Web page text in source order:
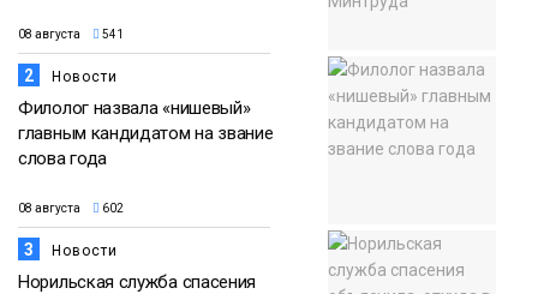
08 августа 541
2 Новости
Филолог назвала «нишевый»
главным кандидатом на звание
слова года
08 августа 602
3 Новости
Норильская служба спасения